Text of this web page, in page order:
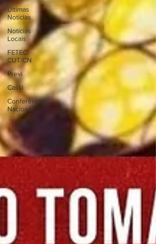
Últimas
Notícias
Notícias
Locais
FETEC-
CUT/CN
Previ
Cassi
Conferência
Nacional